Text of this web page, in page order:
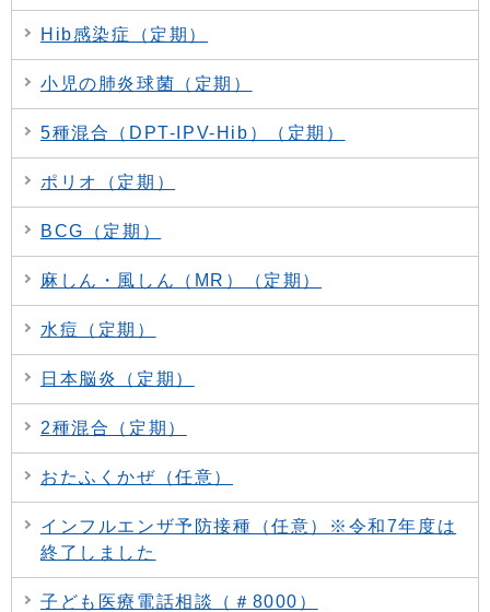
Hib感染症（定期）
小児の肺炎球菌（定期）
5種混合（DPT-IPV-Hib）（定期）
ポリオ（定期）
BCG（定期）
麻しん・風しん（MR）（定期）
水痘（定期）
日本脳炎（定期）
2種混合（定期）
おたふくかぜ（任意）
インフルエンザ予防接種（任意）※令和7年度は
終了しました
子ども医療電話相談（＃8000）